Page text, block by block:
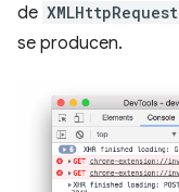
de XMLHttpRequest
se producen.